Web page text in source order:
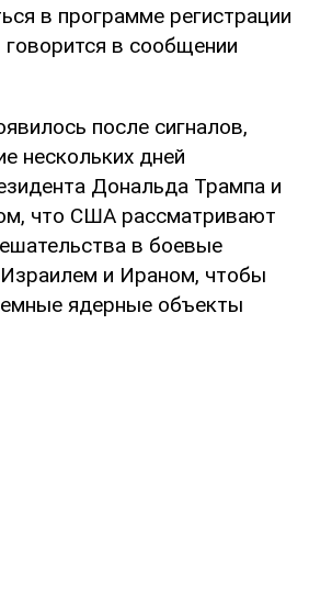
в программе регистрации
в сообщении
после сигналов,
нескольких дней
Дональда Трампа и
что США рассматривают
в боевые
и Ираном, чтобы
ядерные объекты